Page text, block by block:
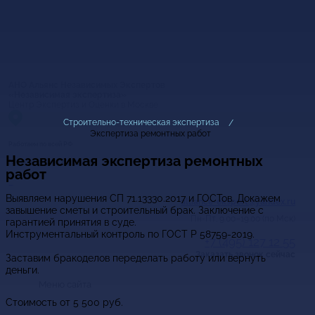
Мы онлайн,пишите
alliance-ekspert@yandex.ru
+7 (495) 127 12 55
Заказать звонок сейчас
Строительно-техническая экспертиза
Экспертиза ремонтных работ
Независимая экспертиза ремонтных
работ
Выявляем нарушения СП 71.13330.2017 и ГОСТов. Докажем
завышение сметы и строительный брак. Заключение с
гарантией принятия в суде.
Инструментальный контроль по ГОСТ Р 58759-2019.
Заставим бракоделов переделать работу или вернуть
деньги.
Стоимость от 5 500 руб.